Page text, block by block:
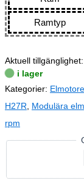
Ramtyp
Aktuell tillgänglighet:
i lager
Kategorier:
H27R
Modulära
rpm